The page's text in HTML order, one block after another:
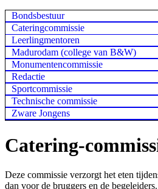
Bondsbestuur
Cateringcommissie
Leerlingmentoren
Madurodam (college van B&W)
Monumentencommissie
Redactie
Sportcommissie
Technische commissie
Zware Jongens
Catering-
Deze commissie verzorgt het eten
dan voor de bruggers en de